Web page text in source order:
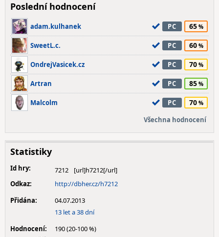
Poslední hodnocení
adam.kulhanek PC 65
SweetL.c. PC 60
OndrejVasicek.cz PC 70
Artran PC 85
Malcolm PC 70
Všechna hodnocení
Statistiky
Id hry:
7212
Odkaz:
http://dbher.cz/h7212
Přidána:
04.07.2013
13 let a 38 dní
Hodnocení:
190 (20-100 %)